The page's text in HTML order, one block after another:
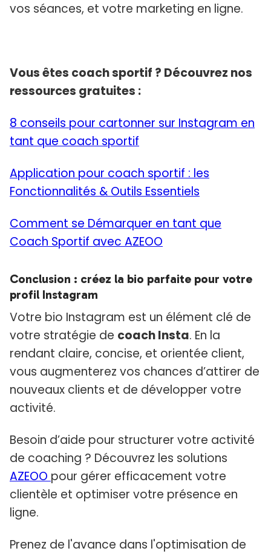
vos séances, et votre marketing en ligne.
Vous êtes coach sportif ? Découvrez nos
ressources gratuites :
8 conseils pour cartonner sur Instagram en
tant que coach sportif
Application pour coach sportif : les
Fonctionnalités & Outils Essentiels
Comment se Démarquer en tant que
Coach Sportif avec AZEOO
Conclusion : créez la bio parfaite pour votre
profil Instagram
Votre bio Instagram est un élément clé de
votre stratégie de coach Insta. En la
rendant claire, concise, et orientée client,
vous augmenterez vos chances d’attirer de
nouveaux clients et de développer votre
activité.
Besoin d’aide pour structurer votre activité
de coaching ? Découvrez les solutions
AZEOO pour gérer efficacement votre
clientèle et optimiser votre présence en
ligne.
Prenez de l'avance dans l'optimisation de